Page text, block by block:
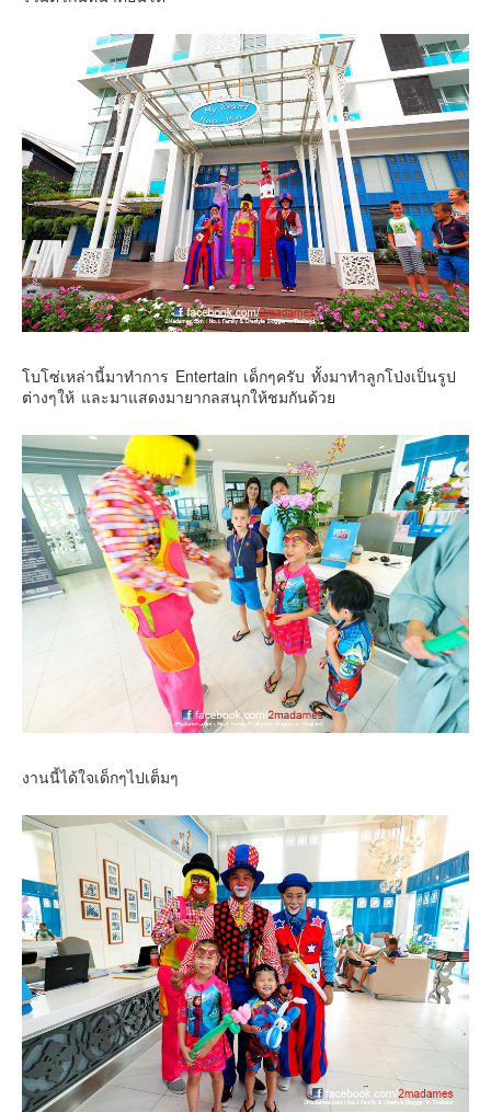
โบโซ่เหล่านี้มาทำการ Entertain เด็กๆครับ ทั้งมาทำลูกโป่งเป็นรูป
ต่างๆให้ และมาแสดงมายากลสนุกให้ชมกันด้วย
งานนี้ได้ใจเด็กๆไปเต็มๆ